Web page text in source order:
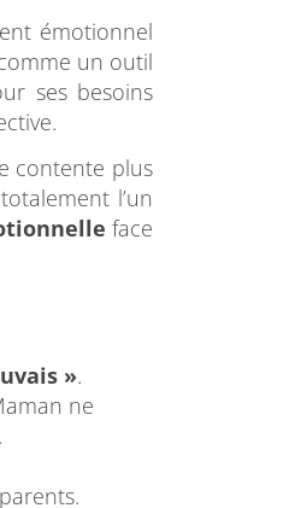
émotionnel
un outil
ses besoins
contente plus
l’un
face
».
ne